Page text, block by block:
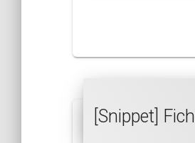
[Snippet]